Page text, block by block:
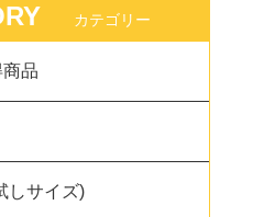
カテゴリー
品
しサイズ)